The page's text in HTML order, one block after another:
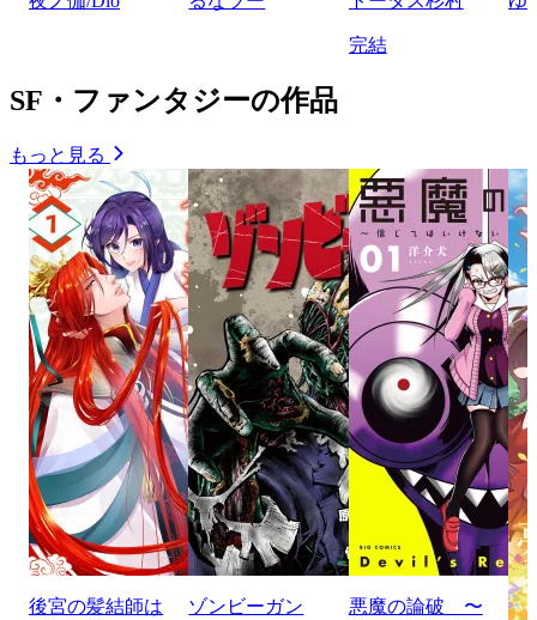
完結
SF・ファンタジーの作品
もっと見る
後宮の髪結師は
ゾンビーガン
悪魔の論破 〜